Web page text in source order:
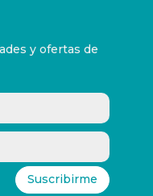
y ofertas de
Suscribirme